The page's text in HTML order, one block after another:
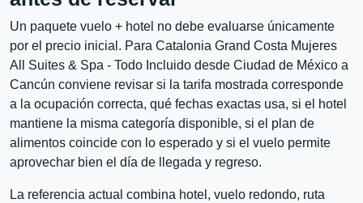
Un paquete vuelo + hotel no debe evaluarse únicamente
por el precio inicial. Para Catalonia Grand Costa Mujeres
All Suites & Spa - Todo Incluido desde Ciudad de México a
Cancún conviene revisar si la tarifa mostrada corresponde
a la ocupación correcta, qué fechas exactas usa, si el hotel
mantiene la misma categoría disponible, si el plan de
alimentos coincide con lo esperado y si el vuelo permite
aprovechar bien el día de llegada y regreso.
La referencia actual combina hotel, vuelo redondo, ruta